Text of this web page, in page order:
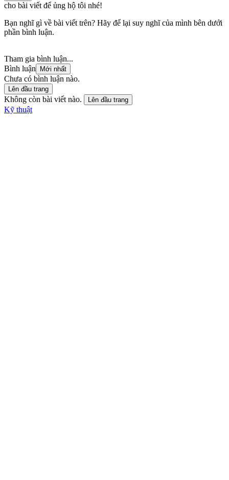
cho bài viết để ủng hộ tôi nhé!
Bạn nghĩ gì về bài viết trên? Hãy để lại suy nghĩ của mình bên dưới
phần bình luận.
Tham gia bình luận...
Bình luận
Mới nhất
Chưa có bình luận nào.
Lên đầu trang
Không còn bài viết nào. Lên đầu trang
Kỹ thuật